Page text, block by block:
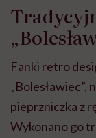
Fanki retro
„Bolesławiec”,
pieprzniczka z
Wykonano go